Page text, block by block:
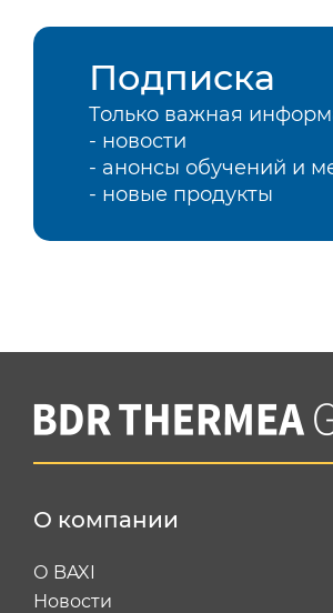
Подписка
Только важная
- новости
- анонсы обучений и
- новые продукты
О компании
О BAXI
Новости